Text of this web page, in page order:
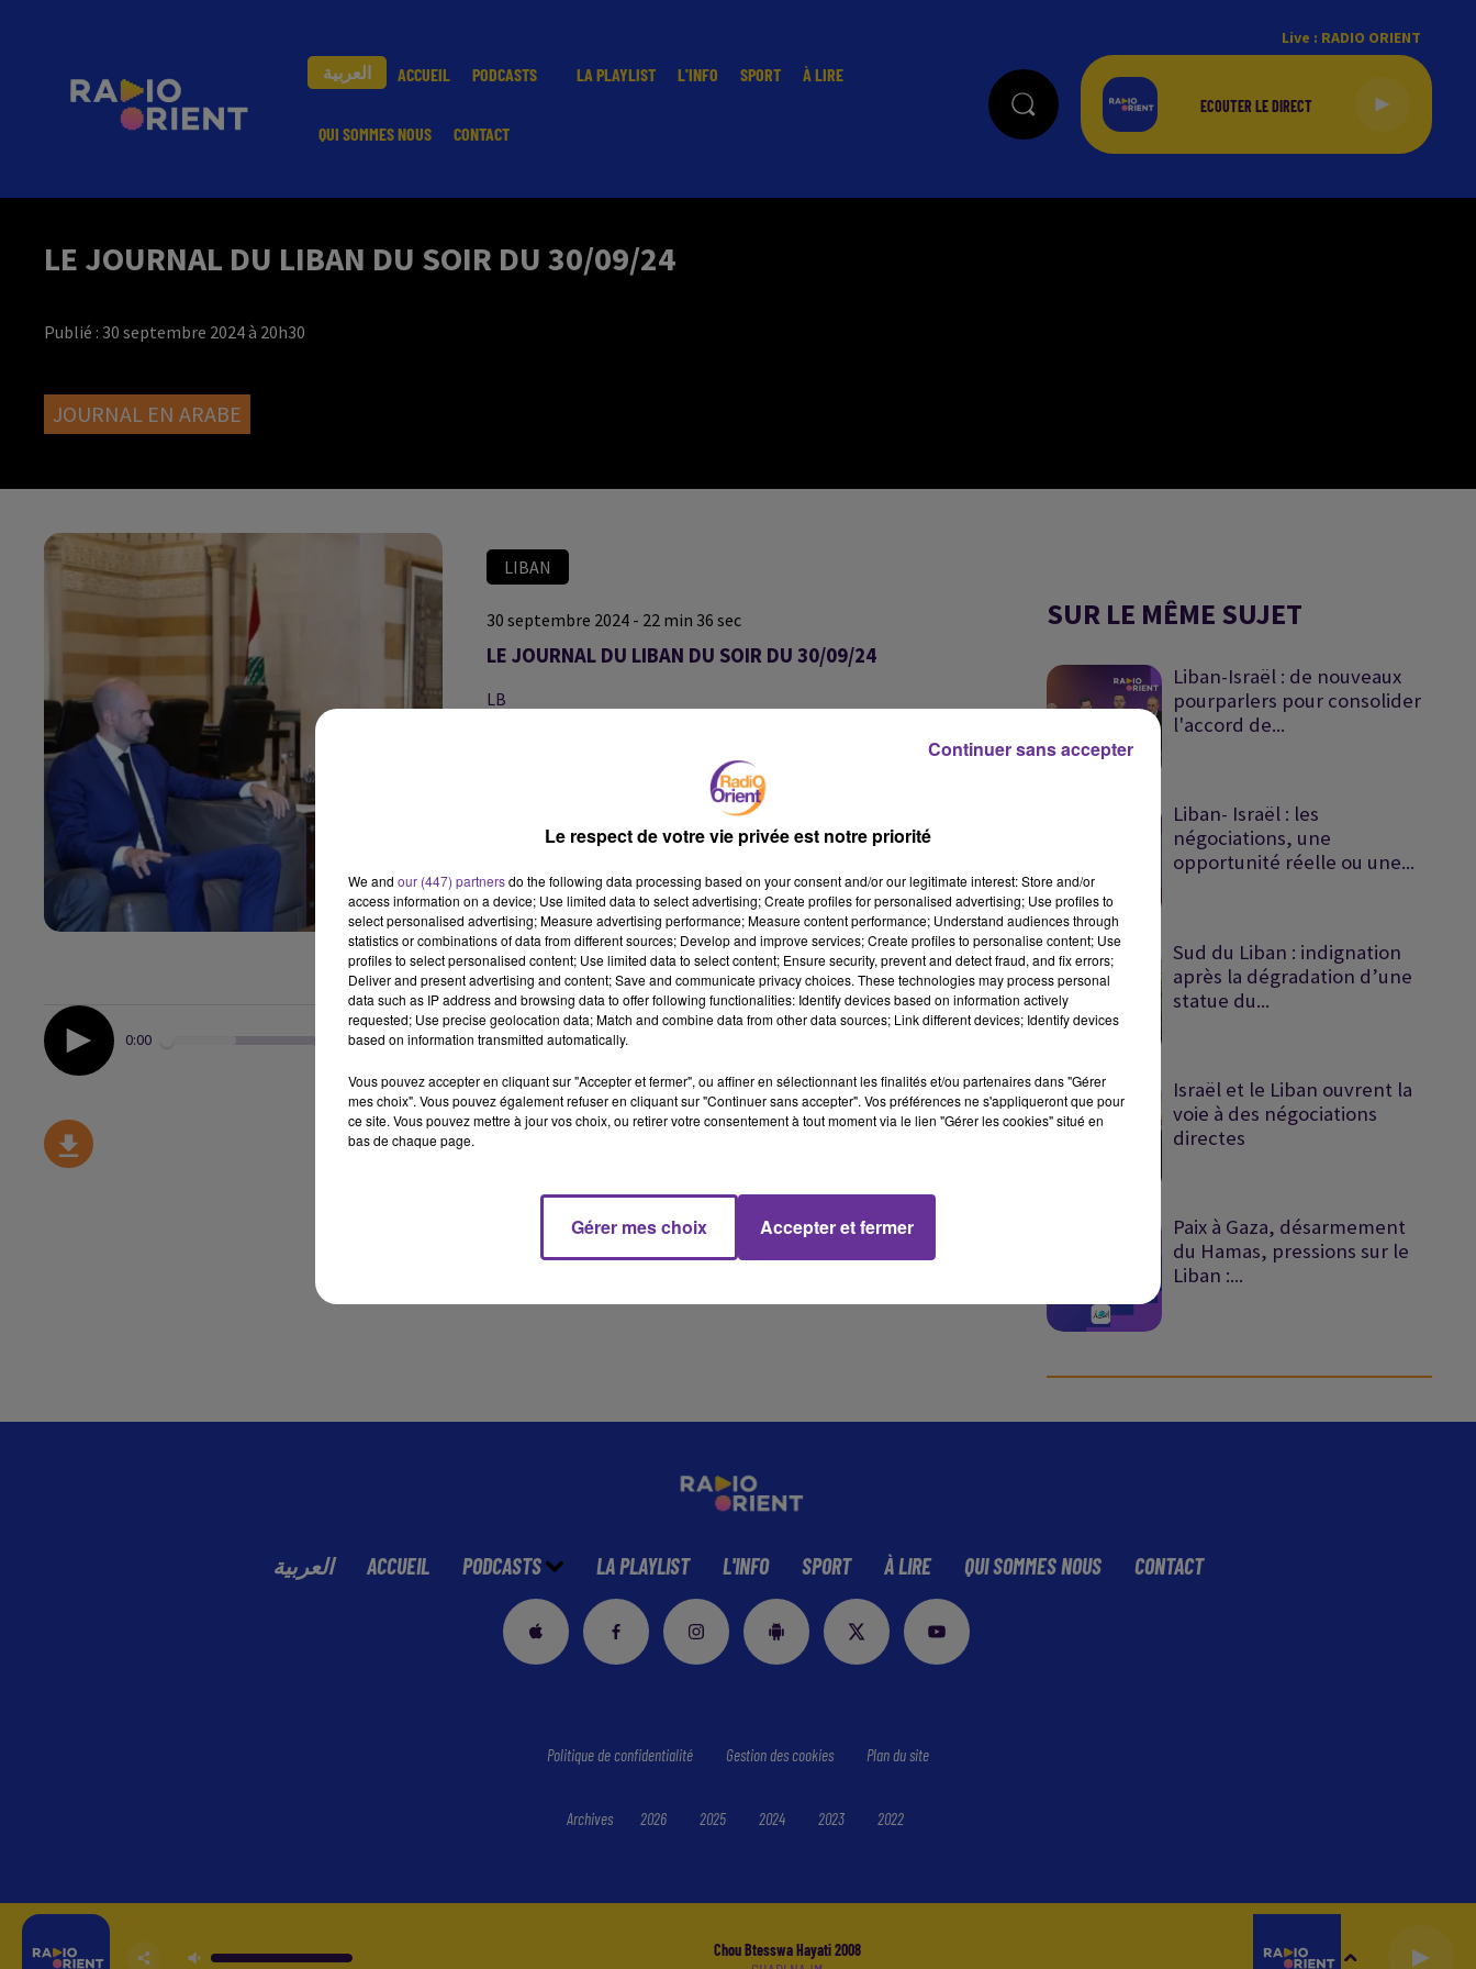
العربية ACCUEIL PODCASTS LA PLAYLIST L'INFO SPORT À LIRE
QUI SOMMES NOUS CONTACT
Live : RADIO ORIENT
LE JOURNAL DU LIBAN DU SOIR DU 30/09/24
Publié : 30 septembre 2024 à 20h30
JOURNAL EN ARABE
LIBAN
30 septembre 2024 - 22 min 36 sec
LE JOURNAL DU LIBAN DU SOIR DU 30/09/24
LB
LE JOURNAL DU LIBAN DU SOIR DU 30/09/24
0:00
SUR LE MÊME SUJET
Liban-Israël : de nouveaux
pourparlers pour consolider
l'accord de...
Liban- Israël : les
négociations, une
opportunité réelle ou une...
Sud du Liban : indignation
après la dégradation d’une
statue du...
Israël et le Liban ouvrent la
voie à des négociations
directes
Paix à Gaza, désarmement
du Hamas, pressions sur le
Liban :...
العربية ACCUEIL PODCASTS LA PLAYLIST L'INFO SPORT À LIRE QUI SOMMES NOUS CONTACT
Chou Btesswa Hayati 2008
Politique de confidentialité Gestion des cookies Plan du site
Archives 2026 2025 2024 2023 2022
Le respect de votre vie privée est notre priorité
We and our (447) partnersdo the following data processing based on your consent and/or our legitimate interest: Store and/or
access information on a device; Use limited data to select advertising; Create profiles for personalised advertising; Use profiles to
select personalised advertising; Measure advertising performance; Measure content performance; Understand audiences through
statistics or combinations of data from different sources; Develop and improve services; Create profiles to personalise content; Use
profiles to select personalised content; Use limited data to select content; Ensure security, prevent and detect fraud, and fix errors;
Deliver and present advertising and content; Save and communicate privacy choices. These technologies may process personal
data such as IP address and browsing data to offer following functionalities: Identify devices based on information actively
requested; Use precise geolocation data; Match and combine data from other data sources; Link different devices; Identify devices
based on information transmitted automatically.
Vous pouvez accepter en cliquant sur "Accepter et fermer", ou affiner en sélectionnant les finalités et/ou partenaires dans "Gérer
mes choix". Vous pouvez également refuser en cliquant sur "Continuer sans accepter". Vos préférences ne s'appliqueront que pour
ce site. Vous pouvez mettre à jour vos choix, ou retirer votre consentement à tout moment via le lien "Gérer les cookies" situé en
bas de chaque page.
Gérer mes choix Accepter et fermer
Continuer sans accepter